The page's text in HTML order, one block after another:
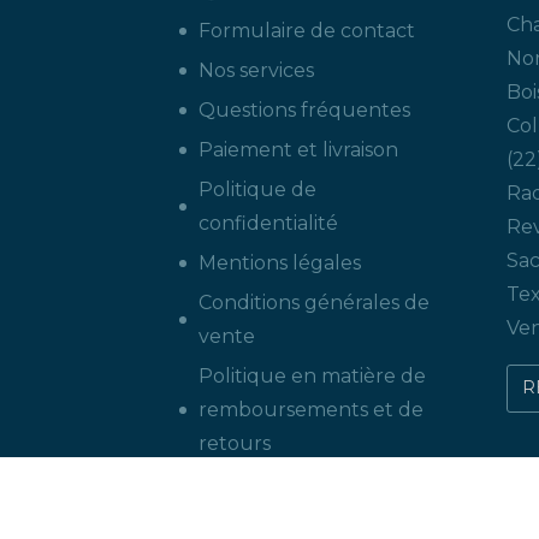
Formulaire de contact
Nos services
Questions fréquentes
Paiement et livraison
Politique de
confidentialité
Mentions légales
Conditions générales de
vente
Politique en matière de
remboursements et de
retours
22